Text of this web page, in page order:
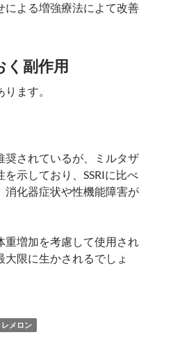
による増強療法によて改善
副作用
ます。
奨されているが、ミルタザ
示しており、SSRIに比べ
消化器症状や性機能障害が
重増加を考慮して使用され
限に生かされるでしょ
レメロン